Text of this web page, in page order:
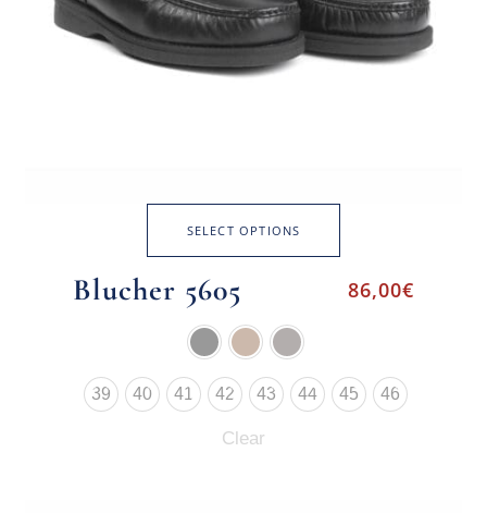
SELECT OPTIONS
Blucher 5605 86,00€
39 40 41 42 43 44 45 46
Clear